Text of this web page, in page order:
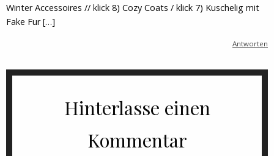
Winter Accessoires // klick 8) Cozy Coats / klick 7) Kuschelig mit
Fake Fur […]
Antworten
Hinterlasse einen
Kommentar